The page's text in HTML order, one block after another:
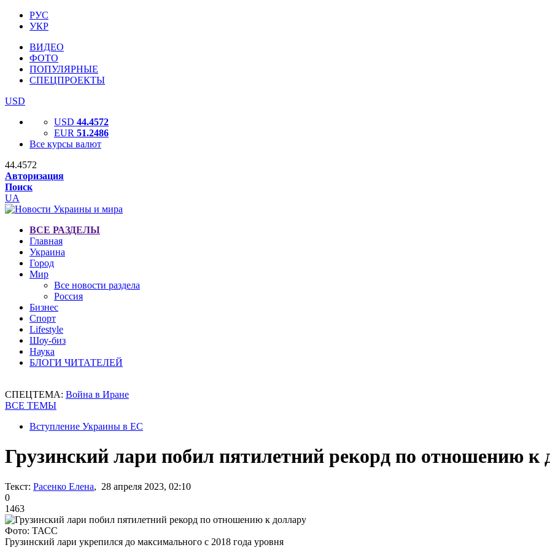
РУС
УКР
ВИДЕО
ФОТО
ПОПУЛЯРНЫЕ
СПЕЦПРОЕКТЫ
USD
USD 44.4572
EUR 51.2486
Все курсы валют
44.4572
Авторизация
Поиск
UA
ВСЕ РАЗДЕЛЫ
Главная
Украина
Город
Мир
Все новости раздела
Россия
Бизнес
Спорт
Lifestyle
Шоу-биз
Наука
БЛОГИ ЧИТАТЕЛЕЙ
СПЕЦТЕМА: Война в Иране
ВСЕ ТЕМЫ
Вступление Украины в ЕС
Грузинский лари побил пятилетний рекорд по отношению к
Текст: Расенко Елена, 28 апреля 2023, 02:10
0
1463
Фото: ТАСС
Грузинский лари укрепился до максимального с 2018 года уровня